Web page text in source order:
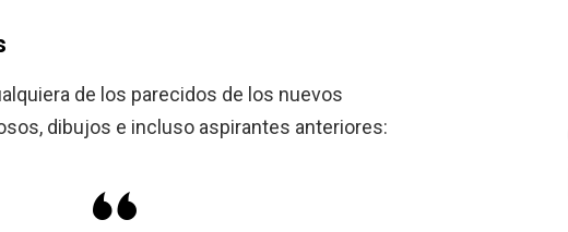
de los parecidos de los nuevos
dibujos e incluso aspirantes anteriores: